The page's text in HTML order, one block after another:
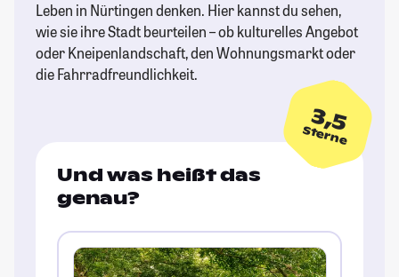
Leben in Nürtingen denken. Hier kannst du sehen,
wie sie ihre Stadt beurteilen – ob kulturelles Angebot
oder Kneipenlandschaft, den Wohnungsmarkt oder
die Fahrradfreundlichkeit.
3,5
Sterne
Und was heißt das
genau?